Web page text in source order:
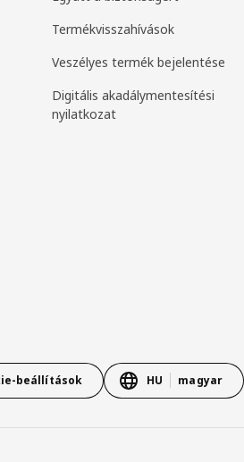
Termékvisszahívások
Veszélyes termék bejelentése
Digitális akadálymentesítési
nyilatkozat
beállítások HU magyar